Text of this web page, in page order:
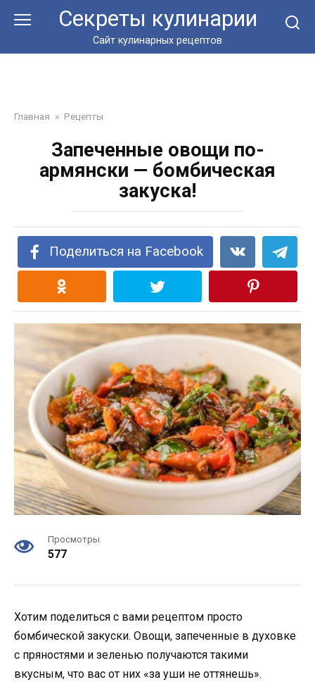
Секреты кулинарии
Сайт кулинарных рецептов
Главная » Рецепты
Запеченные овощи по-
армянски — бомбическая
закуска!
Поделиться на Facebook
Просмотры
577
Хотим поделиться с вами рецептом просто
бомбической закуски. Овощи, запеченные в духовке
с пряностями и зеленью получаются такими
вкусным, что вас от них «за уши не оттянешь».